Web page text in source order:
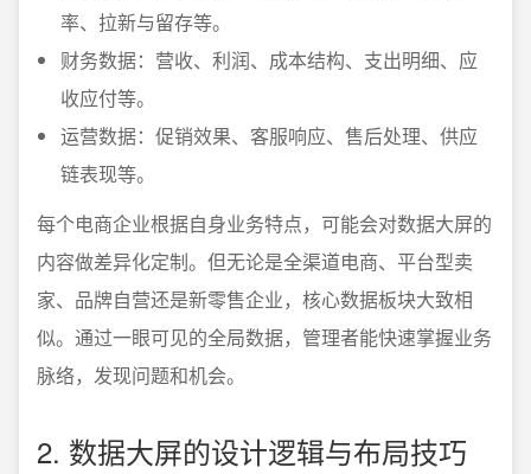
率、拉新与留存等。
财务数据：营收、利润、成本结构、支出明细、应
收应付等。
运营数据：促销效果、客服响应、售后处理、供应
链表现等。
每个电商企业根据自身业务特点，可能会对数据大屏的
内容做差异化定制。但无论是全渠道电商、平台型卖
家、品牌自营还是新零售企业，核心数据板块大致相
似。通过一眼可见的全局数据，管理者能快速掌握业务
脉络，发现问题和机会。
2. 数据大屏的设计逻辑与布局技巧